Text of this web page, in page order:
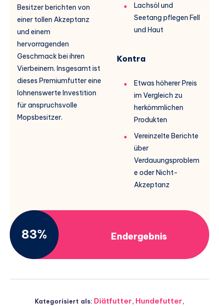
Besitzer berichten von
einer tollen Akzeptanz
und einem
hervorragenden
Geschmack bei ihren
Vierbeinern. Insgesamt ist
dieses Premiumfutter eine
lohnenswerte Investition
für anspruchsvolle
Mopsbesitzer.
Lachsöl und
Seetang pflegen Fell
und Haut
Kontra
Etwas höherer Preis
im Vergleich zu
herkömmlichen
Produkten
Vereinzelte Berichte
über
Verdauungsproblem
e oder Nicht-
Akzeptanz
83% Endergebnis
Kategorisiert als: Diätfutter, Hundefutter,